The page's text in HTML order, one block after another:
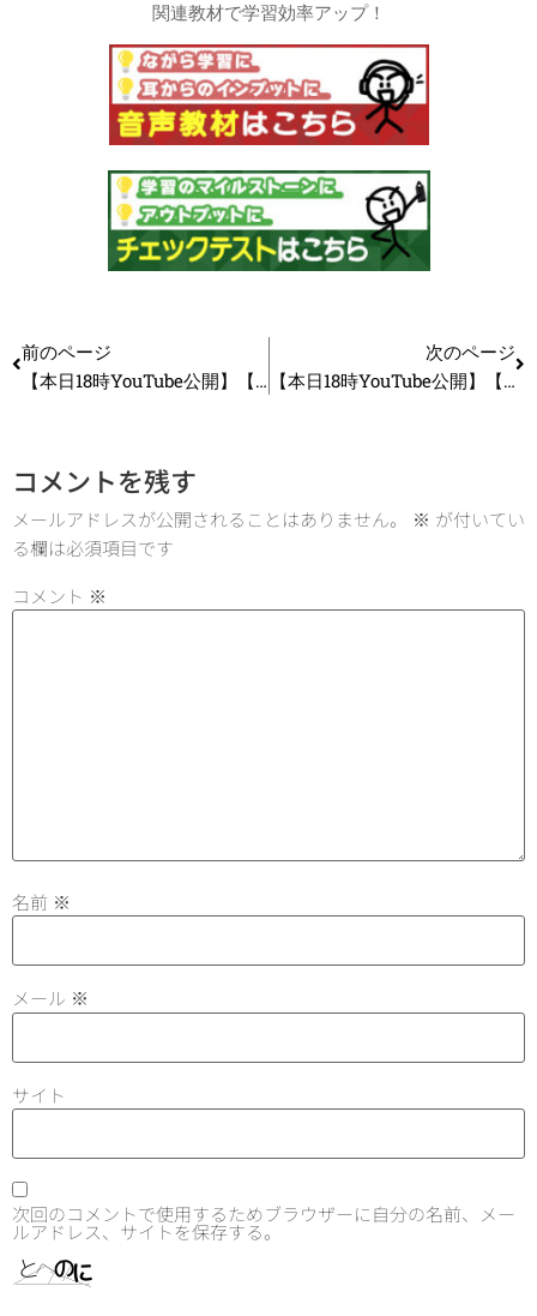
関連教材で学習効率アップ！
前のページ
【本日18時YouTube公開】【中小企業診断士】2025年度版発売開始！ 一発合格まとめシート前編はここがすごい！_第318回
次のページ
【本日18時YouTube公開】【中小企業診断士２次試験】R6年度2次試験 事例Ⅲの解答例と解法を解説！_第319回
コメントを残す
メールアドレスが公開されることはありません。 ※ が付いてい
る欄は必須項目です
コメント ※
名前 ※
メール ※
サイト
次回のコメントで使用するためブラウザーに自分の名前、メー
ルアドレス、サイトを保存する。